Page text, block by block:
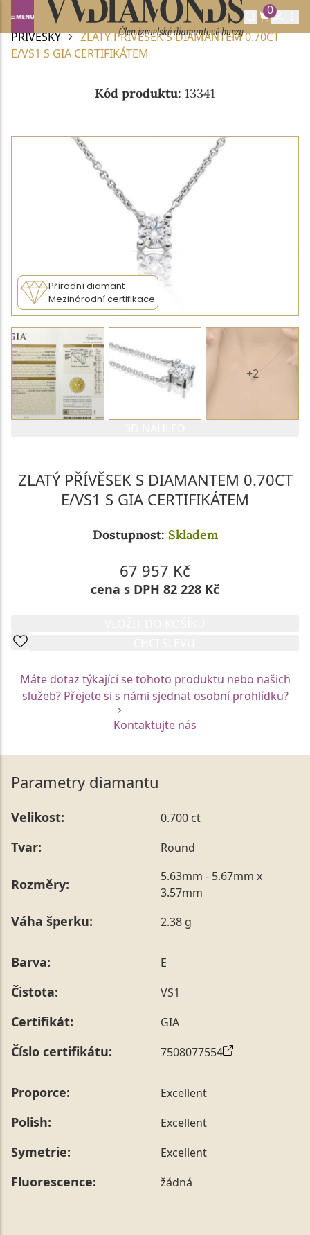
0
Domů DIAMANTOVÉ ŠPERKY
DIAMANTOVÉ
PŘÍVĚSKY
ZLATÝ PŘÍVĚSEK S DIAMANTEM 0.70CT
E/VS1 S GIA CERTIFIKÁTEM
Kód produktu: 13341
Přírodní diamant
Mezinárodní certifikace
+2
ZLATÝ PŘÍVĚSEK S DIAMANTEM 0.70CT
E/VS1 S GIA CERTIFIKÁTEM
Dostupnost: Skladem
67 957 Kč
cena s DPH 82 228 Kč
Máte dotaz týkající se tohoto produktu nebo našich
služeb? Přejete si s námi sjednat osobní prohlídku?
Kontaktujte nás
Parametry diamantu
Velikost: 0.700 ct
Tvar: Round
Rozměry:
5.63mm - 5.67mm x
3.57mm
Váha šperku: 2.38 g
Barva: E
Čistota: VS1
Certifikát: GIA
Číslo certifikátu: 7508077554
Proporce: Excellent
Polish: Excellent
Symetrie: Excellent
Fluorescence: žádná